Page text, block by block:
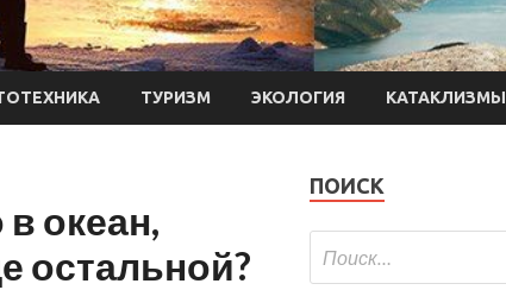
ТУРИЗМ ЭКОЛОГИЯ КАТАКЛИЗМЫ
океан,
остальной?
ПОИСК